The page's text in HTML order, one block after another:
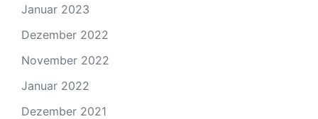
Januar 2023
Dezember 2022
November 2022
Januar 2022
Dezember 2021